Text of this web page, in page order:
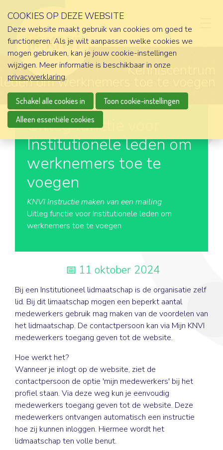
Kenniscentrum
om werknemers toe te voegen
Uitleg functie voor
Institutionele leden om
werknemers toe te
voegen
KNVI Instructie maken van een mailing
Uitleg functie voor Institutionele leden om
werknemers toe te voegen
11 oktober 2024
Bij een Institutioneel lidmaatschap is de organisatie zelf
lid. Bij dit limaatschap mogen een beperkt aantal
medewerkers gebruik mag maken van de voordelen van
het lidmaatschap. De contactpersoon kan via Mijn KNVI
medewerkers toegang geven tot de website.
Hoe werkt het?
Wanneer je inlogt op de website, ziet de
contactpersoon de optie 'mijn medewerkers' bij het
profiel staan. Via deze weg kun je eenvoudig
medewerkers toegang geven tot de website. Deze
medewerkers ontvangen automatisch een instructie
hoe zij kunnen inloggen. Hiermee wordt het
lidmaatschap ten volle benut.
COOKIES OP DEZE WEBSITE
Deze website maakt gebruik van cookies om goed te
functioneren. Als je wilt aanpassen welke cookies we
mogen gebruiken, kan je jouw cookie-instellingen
wijzigen. Meer informatie is beschikbaar in onze
privacyverklaring.
Schakel alle cookies in
Toon cookie-instellingen
Alleen essentiële cookies